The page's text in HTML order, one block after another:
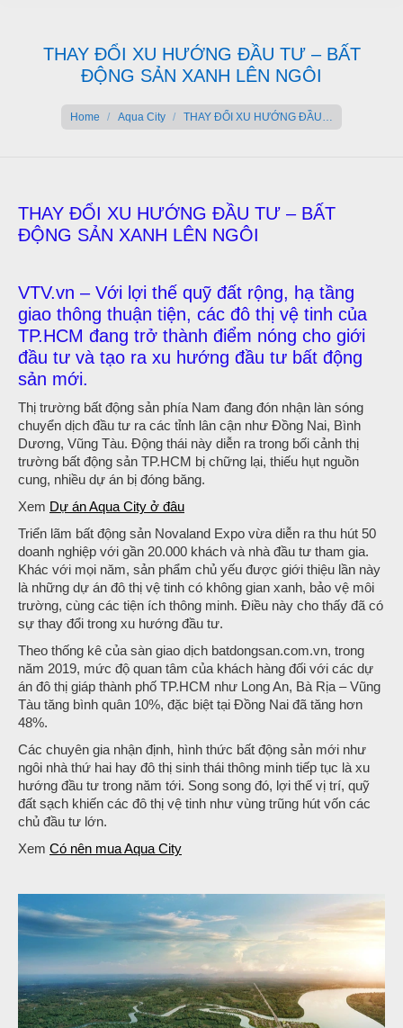
THAY ĐỔI XU HƯỚNG ĐẦU TƯ – BẤT
ĐỘNG SẢN XANH LÊN NGÔI
Home Aqua City THAY ĐỔI XU HƯỚNG ĐẦU…
THAY ĐỔI XU HƯỚNG ĐẦU TƯ – BẤT
ĐỘNG SẢN XANH LÊN NGÔI
VTV.vn – Với lợi thế quỹ đất rộng, hạ tầng
giao thông thuận tiện, các đô thị vệ tinh của
TP.HCM đang trở thành điểm nóng cho giới
đầu tư và tạo ra xu hướng đầu tư bất động
sản mới.
Thị trường bất động sản phía Nam đang đón nhận làn sóng
chuyển dịch đầu tư ra các tỉnh lân cận như Đồng Nai, Bình
Dương, Vũng Tàu. Động thái này diễn ra trong bối cảnh thị
trường bất động sản TP.HCM bị chững lại, thiếu hụt nguồn
cung, nhiều dự án bị đóng băng.
Xem Dự án Aqua City ở đâu
Triển lãm bất động sản Novaland Expo vừa diễn ra thu hút 50
doanh nghiệp với gần 20.000 khách và nhà đầu tư tham gia.
Khác với mọi năm, sản phẩm chủ yếu được giới thiệu lần này
là những dự án đô thị vệ tinh có không gian xanh, bảo vệ môi
trường, cùng các tiện ích thông minh. Điều này cho thấy đã có
sự thay đổi trong xu hướng đầu tư.
Theo thống kê của sàn giao dịch batdongsan.com.vn, trong
năm 2019, mức độ quan tâm của khách hàng đối với các dự
án đô thị giáp thành phố TP.HCM như Long An, Bà Rịa – Vũng
Tàu tăng bình quân 10%, đặc biệt tại Đồng Nai đã tăng hơn
48%.
Các chuyên gia nhận định, hình thức bất động sản mới như
ngôi nhà thứ hai hay đô thị sinh thái thông minh tiếp tục là xu
hướng đầu tư trong năm tới. Song song đó, lợi thế vị trí, quỹ
đất sạch khiến các đô thị vệ tinh như vùng trũng hút vốn các
chủ đầu tư lớn.
Xem Có nên mua Aqua City